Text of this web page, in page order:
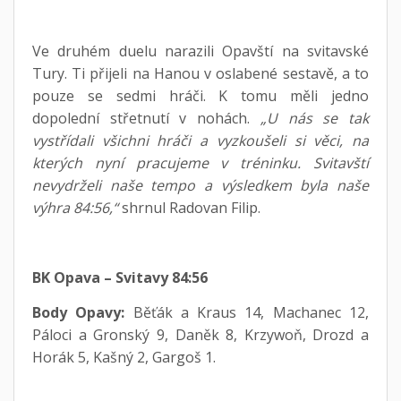
Ve druhém duelu narazili Opavští na svitavské
Tury. Ti přijeli na Hanou v oslabené sestavě, a to
pouze se sedmi hráči. K tomu měli jedno
dopolední střetnutí v nohách. „U nás se tak
vystřídali všichni hráči a vyzkoušeli si věci, na
kterých nyní pracujeme v tréninku. Svitavští
nevydrželi naše tempo a výsledkem byla naše
výhra 84:56,“shrnul Radovan Filip.
BK Opava – Svitavy 84:56
Body Opavy: Běťák a Kraus 14, Machanec 12,
Páloci a Gronský 9, Daněk 8, Krzywoň, Drozd a
Horák 5, Kašný 2, Gargoš 1.